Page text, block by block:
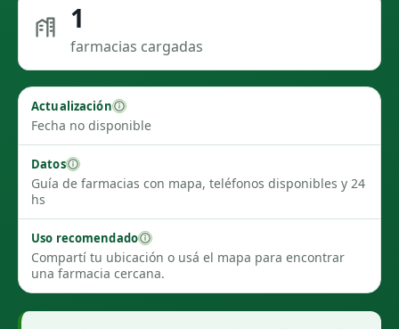
1
farmacias cargadas
Actualización
Fecha no disponible
Datos
Guía de farmacias con mapa, teléfonos disponibles y 24
hs
Uso recomendado
Compartí tu ubicación o usá el mapa para encontrar
una farmacia cercana.